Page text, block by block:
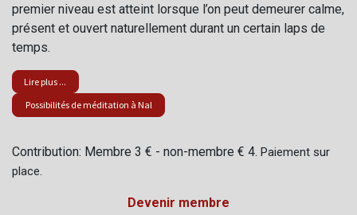
premier niveau est atteint lorsque l’on peut demeurer calme,
présent et ouvert naturellement durant un certain laps de
temps.
Lire plus ...
Possibilités de méditation à Nal
Contribution: Membre 3 € - non-membre € 4. Paiement sur
place.
Devenir membre